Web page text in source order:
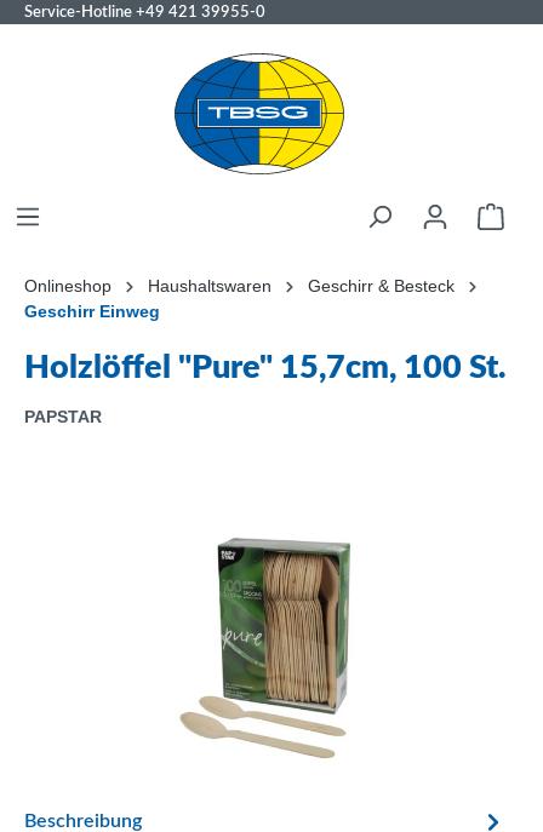
Service-Hotline +49 421 39955-0
Onlineshop Haushaltswaren
Geschirr & Besteck
Geschirr Einweg
Holzlöffel "Pure" 15,7cm, 100 St.
PAPSTAR
Beschreibung